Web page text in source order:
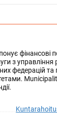
фінансові
з
федерацій та